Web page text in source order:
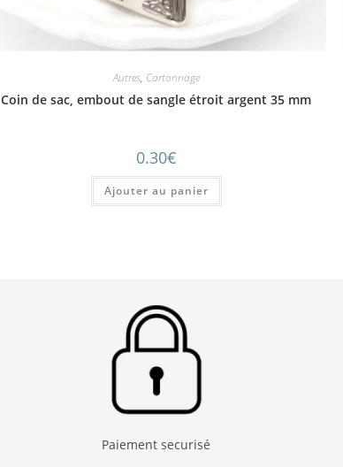
Autres, Cartonnage
Coin de sac, embout de sangle étroit argent 35 mm
0.30€
Ajouter au panier
Paiement securisé